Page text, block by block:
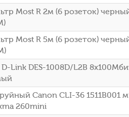
Most R 2м (6 розеток)
Most R 5м (6 розеток)
Link DES-1008D/L2B
Canon CLI-36 1511B001
260mini